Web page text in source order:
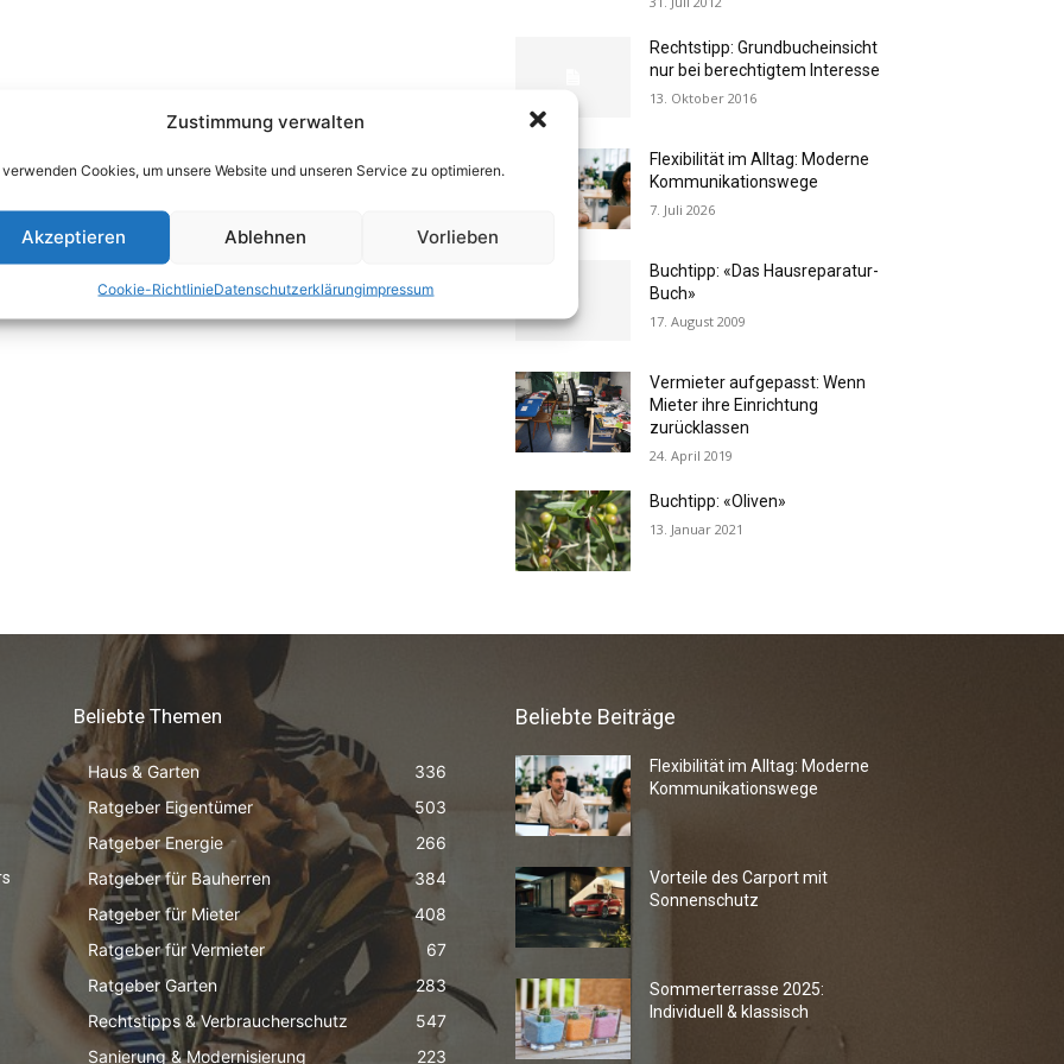
Zustimmung verwalten
verwenden Cookies, um unsere Website und unseren Service zu optimieren.
Akzeptieren Ablehnen Vorlieben
Cookie-RichtlinieDatenschutzerklärungimpressum
Rechtstipp: Grundbucheinsicht
nur bei berechtigtem Interesse
13. Oktober 2016
Flexibilität im Alltag: Moderne
Kommunikationswege
7. Juli 2026
Buchtipp: «Das Hausreparatur-
Buch»
17. August 2009
Vermieter aufgepasst: Wenn
Mieter ihre Einrichtung
zurücklassen
24. April 2019
Buchtipp: «Oliven»
13. Januar 2021
Beliebte Themen
Haus & Garten
336
Ratgeber Eigentümer
503
Ratgeber Energie
266
Ratgeber für Bauherren
384
Ratgeber für Mieter
408
Ratgeber für Vermieter
67
Ratgeber Garten
283
Rechtstipps & Verbraucherschutz
547
Sanierung & Modernisierung
223
Beliebte Beiträge
Flexibilität im Alltag: Moderne
Kommunikationswege
Vorteile des Carport mit
Sonnenschutz
Sommerterrasse 2025:
Individuell & klassisch